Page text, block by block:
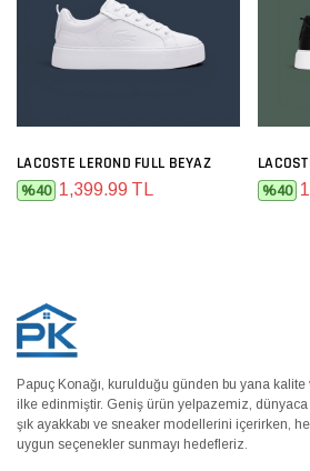
LACOSTE LEROND FULL BEYAZ
%40 1,399.99 TL %40
Papuç Konağı, kurulduğu günden bu yana
ilke edinmiştir. Geniş ürün yelpazemiz,
şık ayakkabı ve sneaker modellerini içerirken,
uygun seçenekler sunmayı hedefleriz.